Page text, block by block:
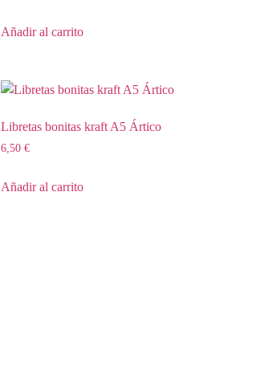
Añadir al carrito
Libretas bonitas kraft A5 Ártico
6,50€
Añadir al carrito